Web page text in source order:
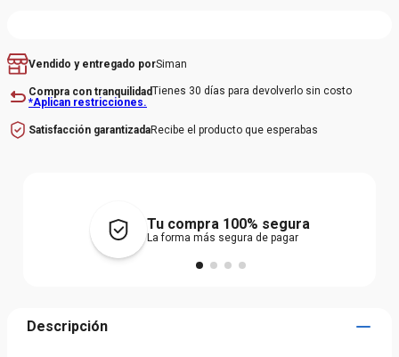
Vendido y entregado porSiman
Compra con tranquilidadTienes 30 días para devolverlo sin costo
*Aplican restricciones.
Satisfacción garantizadaRecibe el producto que esperabas
Tu compra 100% segura
La forma más segura de pagar
Descripción